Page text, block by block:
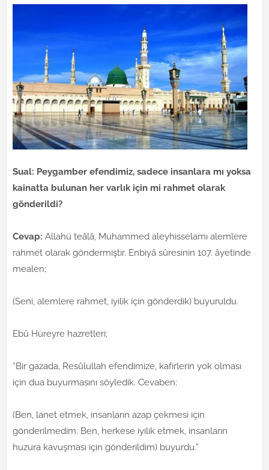
Sual: Peygamber efendimiz, sadece insanlara mı yoksa
kainatta bulunan her varlık için mi rahmet olarak
gönderildi?
Cevap: Allahü teâlâ, Muhammed aleyhisselamı alemlere
rahmet olarak göndermiştir. Enbiyâ sûresinin 107. âyetinde
mealen;
(Seni, alemlere rahmet, iyilik için gönderdik) buyuruldu.
Ebû Hüreyre hazretleri;
“Bir gazada, Resûlullah efendimize, kafirlerin yok olması
için dua buyurmasını söyledik. Cevaben;
(Ben, lanet etmek, insanların azap çekmesi için
gönderilmedim. Ben, herkese iyilik etmek, insanların
huzura kavuşması için gönderildim) buyurdu.”